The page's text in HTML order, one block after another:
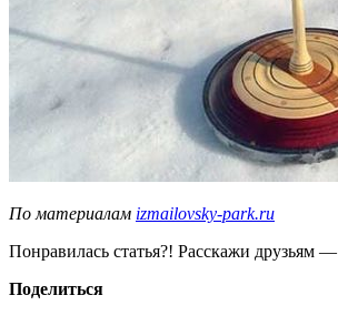
По материалам izmailovsky-park.ru
Понравилась статья?! Расскажи друзьям
Поделиться